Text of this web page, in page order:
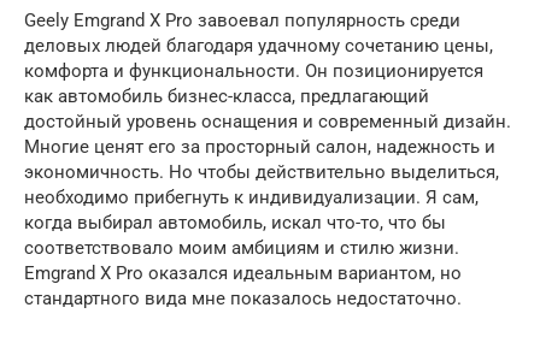
Geely Emgrand X Pro завоевал популярность среди
деловых людей благодаря удачному сочетанию цены,
комфорта и функциональности. Он позиционируется
как автомобиль бизнес-класса, предлагающий
достойный уровень оснащения и современный дизайн.
Многие ценят его за просторный салон, надежность и
экономичность. Но чтобы действительно выделиться,
необходимо прибегнуть к индивидуализации. Я сам,
когда выбирал автомобиль, искал что-то, что бы
соответствовало моим амбициям и стилю жизни.
Emgrand X Pro оказался идеальным вариантом, но
стандартного вида мне показалось недостаточно.